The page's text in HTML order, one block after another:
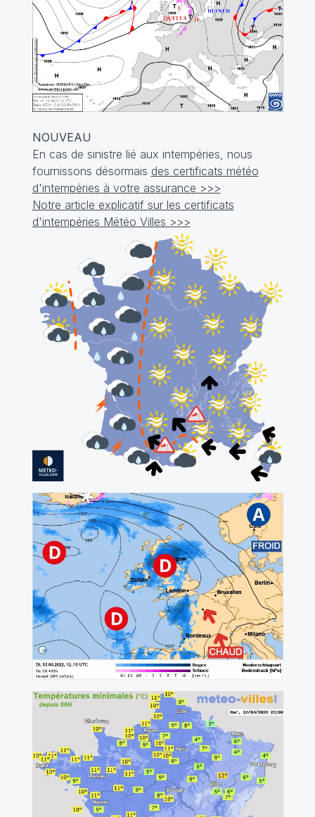
NOUVEAU
En cas de sinistre lié aux intempéries, nous
fournissons désormais des certificats météo
d'intempéries à votre assurance >>>
Notre article explicatif sur les certificats
d'intempéries Météo Villes >>>